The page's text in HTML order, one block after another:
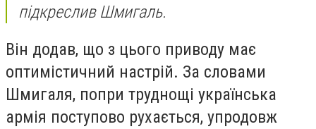
підкреслив Шмигаль.
Він додав, що з цього приводу має
оптимістичний настрій. За словами
Шмигаля, попри труднощі українська
армія поступово рухається, упродовж